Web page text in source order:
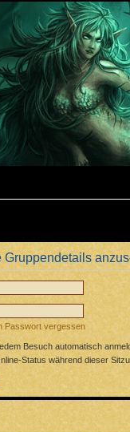
Passwort vergessen
Besuch automatisch
Status während dieser